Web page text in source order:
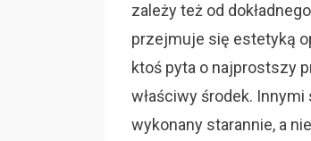
zależy też od
przejmuje się estetyką
ktoś pyta o najprostszy
właściwy środek.
wykonany starannie, a